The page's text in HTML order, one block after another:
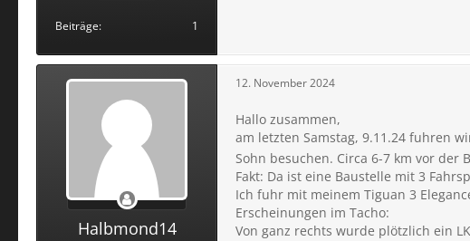
Beiträge 1
Halbmond14
12. November 2024
Hallo zusammen,
am letzten Samstag, 9.11.24 fuhren
Sohn besuchen. Circa 6-7 km vor
Fakt: Da ist eine Baustelle mit 3
Ich fuhr mit meinem Tiguan 3
Erscheinungen im Tacho:
Von ganz rechts wurde plötzlich ein